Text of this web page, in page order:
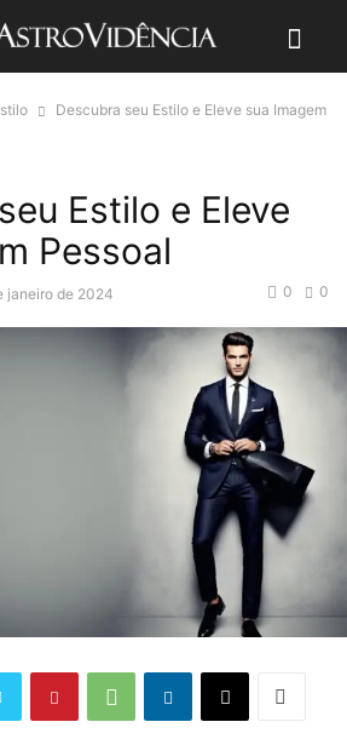
Descubra seu Estilo e Eleve sua Imagem
Estilo e Eleve
Pessoal
janeiro de 2024 0
0